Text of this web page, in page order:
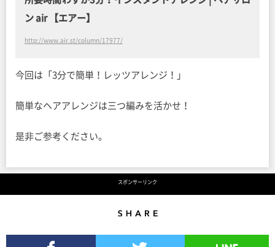
ン air 【エアー】
http://www.air.st/column/17977/
今回は「3分で簡単！レッツアレンジ！」
簡単なヘアアレンジは三つ編みを活かせ！
是非ご参考ください。
スポンサーリンク